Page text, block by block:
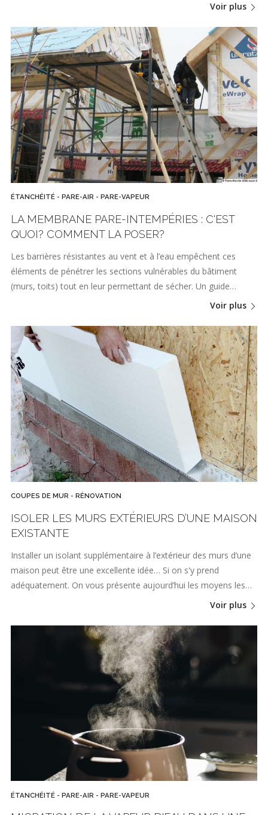
Voir plus
ÉTANCHÉITÉ - PARE-AIR - PARE-VAPEUR
LA MEMBRANE PARE-INTEMPÉRIES : C'EST
QUOI? COMMENT LA POSER?
Les barrières résistantes au vent et à l’eau empêchent ces
éléments de pénétrer les sections vulnérables du bâtiment
(murs, toits) tout en leur permettant de sécher. Un guide…
Voir plus
COUPES DE MUR - RÉNOVATION
ISOLER LES MURS EXTÉRIEURS D’UNE MAISON
EXISTANTE
Installer un isolant supplémentaire à l’extérieur des murs d’une
maison peut être une excellente idée… Si on s'y prend
adéquatement. On vous présente aujourd’hui les moyens les…
Voir plus
ÉTANCHÉITÉ - PARE-AIR - PARE-VAPEUR